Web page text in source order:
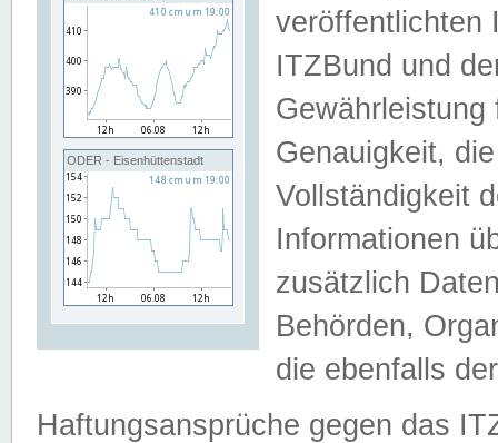
ODER - Eisenhüttenstadt
veröffentlichten
ITZBund und
Genauigkeit,
Vollständigkeit
Informationen
zusätzlich
Behörden,
die ebenfalls
Haftungsansprüche gegen das